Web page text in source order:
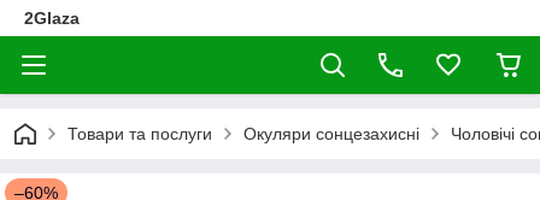
2Glaza
Товари та послуги Окуляри сонцезахисні Чоловічі
–60%